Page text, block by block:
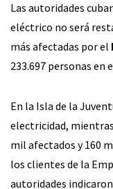
Las autoridades
eléctrico no será
más afectadas por el
233.697 personas en
En la Isla de la
electricidad,
mil afectados y 160
los clientes de la
autoridades